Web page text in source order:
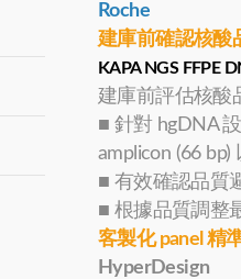
Roche
建庫前確認核酸
KAPA NGS FFPE
建庫前評估核酸
■ 針對 hgDNA
amplicon (66
■ 有效確認品質
■ 根據品質調整
客製化 panel 精
HyperDesign